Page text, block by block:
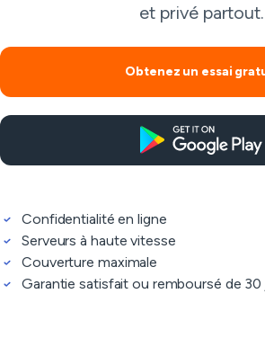
et privé partout.
Obtenez un essai
Confidentialité en ligne
Serveurs à haute vitesse
Couverture maximale
Garantie satisfait ou remboursé de 30